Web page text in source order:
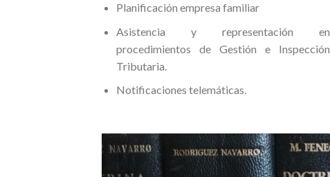
Planificación empresa familiar
Asistencia y representación en
procedimientos de Gestión e Inspección
Tributaria.
Notificaciones telemáticas.